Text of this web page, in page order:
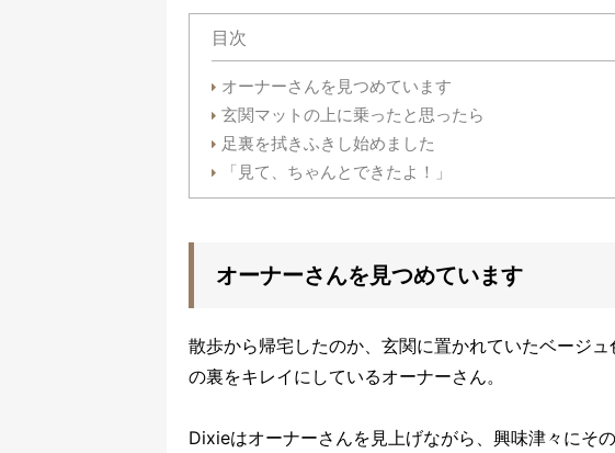
目次
オーナーさんを見つめています
玄関マットの上に乗ったと思ったら
足裏を拭きふきし始めました
「見て、ちゃんとできたよ！」
オーナーさんを見つめています
散歩から帰宅したのか、玄関に置かれていたベージ
の裏をキレイにしているオーナーさん。
Dixieはオーナーさんを見上げながら、興味津々にそ